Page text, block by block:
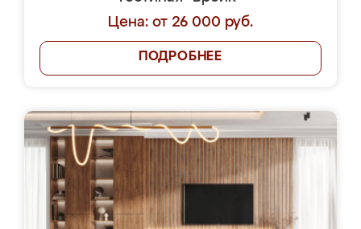
Цена: от 26 000 руб.
ПОДРОБНЕЕ